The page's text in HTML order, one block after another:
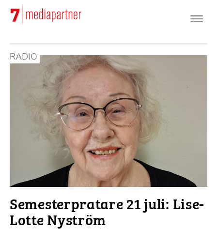
Hoppa
huvudinnehåll
RADIO
Semesterpratare 21 juli: Lise-
Lotte Nyström